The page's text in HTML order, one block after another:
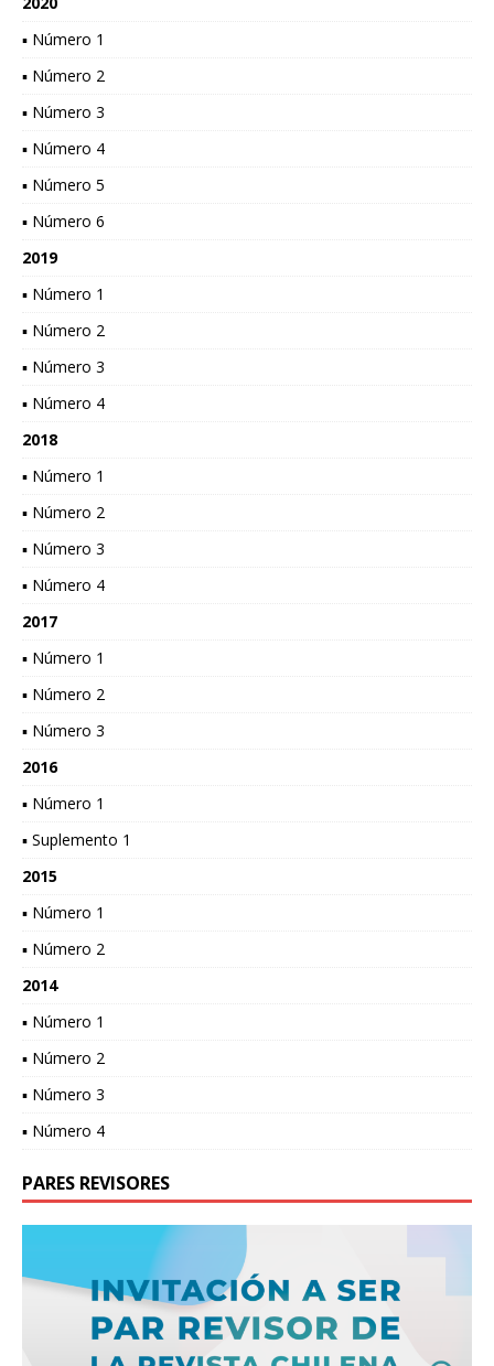
▪ Número 1
▪ Número 2
▪ Número 3
▪ Número 4
▪ Número 5
▪ Número 6
2019
▪ Número 1
▪ Número 2
▪ Número 3
▪ Número 4
2018
▪ Número 1
▪ Número 2
▪ Número 3
▪ Número 4
2017
▪ Número 1
▪ Número 2
▪ Número 3
2016
▪ Número 1
▪ Suplemento 1
2015
▪ Número 1
▪ Número 2
2014
▪ Número 1
▪ Número 2
▪ Número 3
▪ Número 4
PARES REVISORES